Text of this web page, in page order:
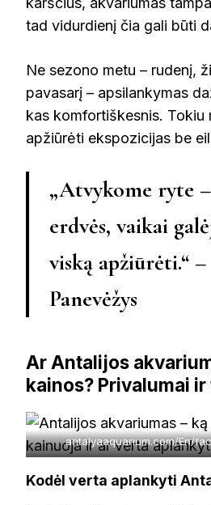
tad vidurdienį čia gali būti
Ne sezono metu – rudenį,
pavasarį – apsilankymas
kas komfortiškesnis. Tokiu
apžiūrėti ekspozicijas be
„Atvykome ryte
erdvės, vaikai
viską apžiūrėti.“
Panevėžys
Ar Antalijos
kainos? Privalumai
antalyaaquarium.com/En/
Kodėl verta aplankyti